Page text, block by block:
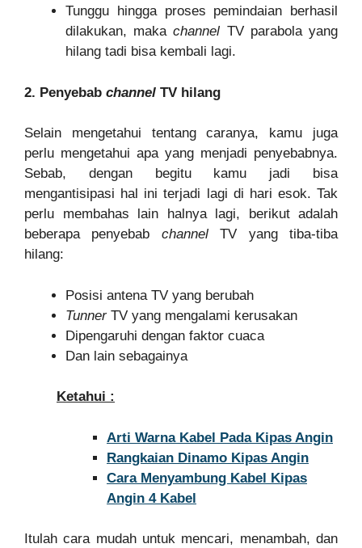
Tunggu hingga proses pemindaian berhasil
dilakukan, makachannel TV parabola yang
hilang tadi bisa kembali lagi.
2. Penyebab channel TV hilang
Selain mengetahui tentang caranya, kamu juga
perlu mengetahui apa yang menjadi penyebabnya.
Sebab, dengan begitu kamu jadi bisa
mengantisipasi hal ini terjadi lagi di hari esok. Tak
perlu membahas lain halnya lagi, berikut adalah
beberapa penyebab channelTV yang tiba-tiba
hilang:
Posisi antena TV yang berubah
Tunner TV yang mengalami kerusakan
Dipengaruhi dengan faktor cuaca
Dan lain sebagainya
Ketahui :
Arti Warna Kabel Pada Kipas Angin
Rangkaian Dinamo Kipas Angin
Cara Menyambung Kabel Kipas
Angin 4 Kabel
Itulah cara mudah untuk mencari, menambah, dan